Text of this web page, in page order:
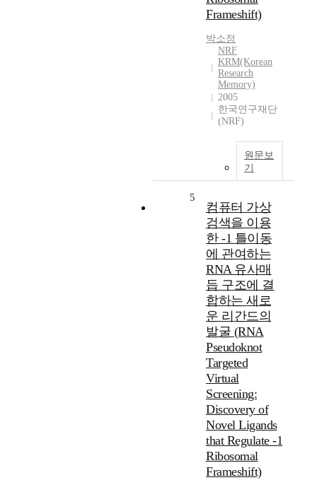
Frameshift)
박소정
NRF
KRM(Korean
Research
Memory)
2005
한국연구재단
(NRF)
원문보
기
5
컴퓨터 가상
검색을 이용
한 -1 틀이동
에 관여하는
RNA 유사매
듭 구조에 결
합하는 새로
운 리간드의
발굴 (RNA
Pseudoknot
Targeted
Virtual
Screening:
Discovery of
Novel Ligands
that Regulate -1
Ribosomal
Frameshift)